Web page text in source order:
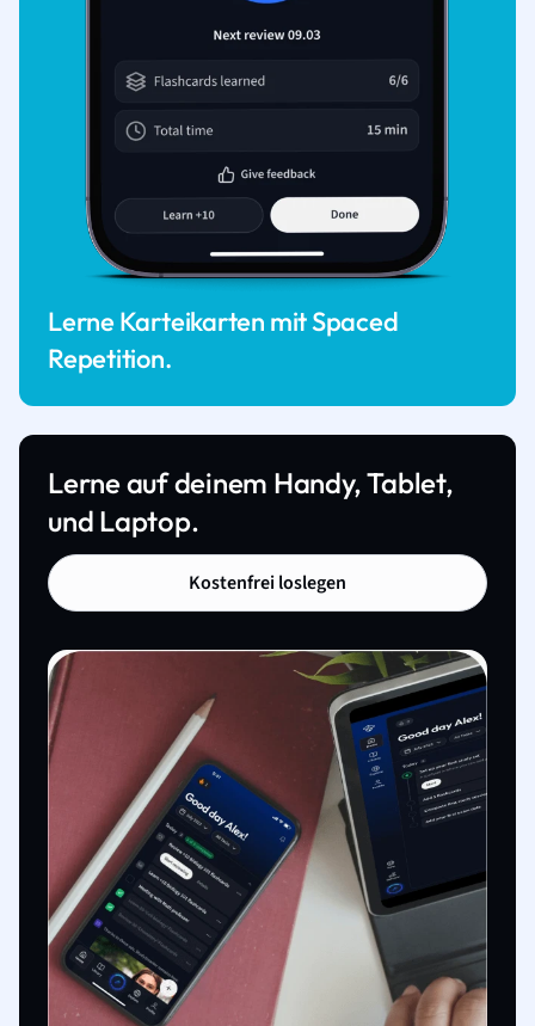
Lerne Karteikarten mit Spaced
Repetition.
Lerne auf deinem Handy, Tablet,
und Laptop.
Kostenfrei loslegen